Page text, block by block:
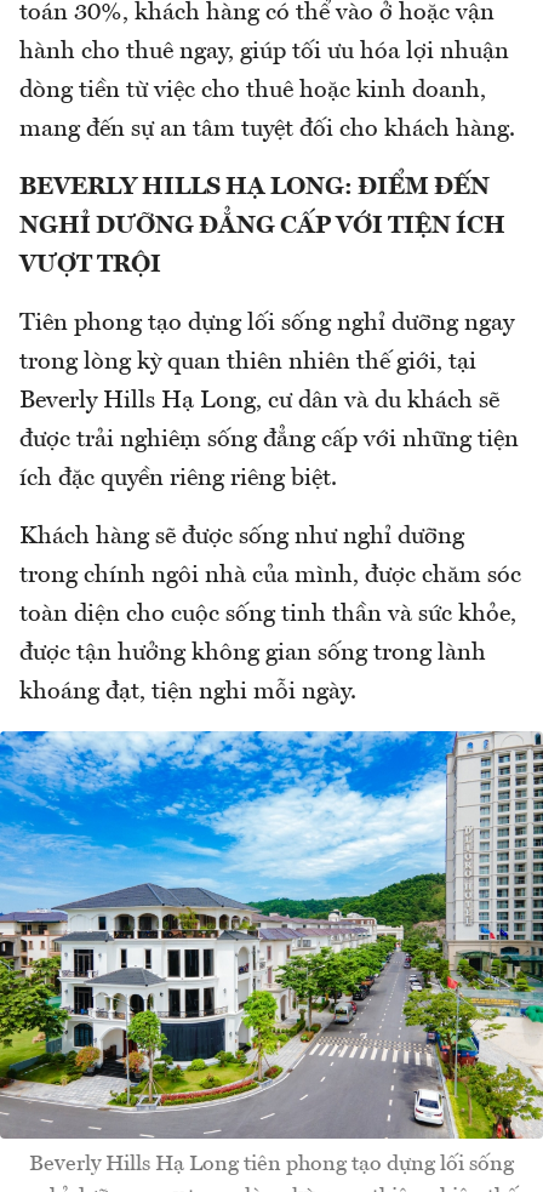
toán 30%, khách hàng có thể vào ở hoặc vận
hành cho thuê ngay, giúp tối ưu hóa lợi nhuận
dòng tiền từ việc cho thuê hoặc kinh doanh,
mang đến sự an tâm tuyệt đối cho khách hàng.
BEVERLY HILLS HẠ LONG: ĐIỂM ĐẾN
NGHỈ DƯỠNG ĐẲNG CẤP VỚI TIỆN ÍCH
VƯỢT TRỘI
Tiên phong tạo dựng lối sống nghỉ dưỡng ngay
trong lòng kỳ quan thiên nhiên thế giới, tại
Beverly Hills Hạ Long, cư dân và du khách sẽ
được trải nghiệm sống đẳng cấp với những tiện
ích đặc quyền riêng riêng biệt.
Khách hàng sẽ được sống như nghỉ dưỡng
trong chính ngôi nhà của mình, được chăm sóc
toàn diện cho cuộc sống tinh thần và sức khỏe,
được tận hưởng không gian sống trong lành
khoáng đạt, tiện nghi mỗi ngày.
Beverly Hills Hạ Long tiên phong tạo dựng lối sống